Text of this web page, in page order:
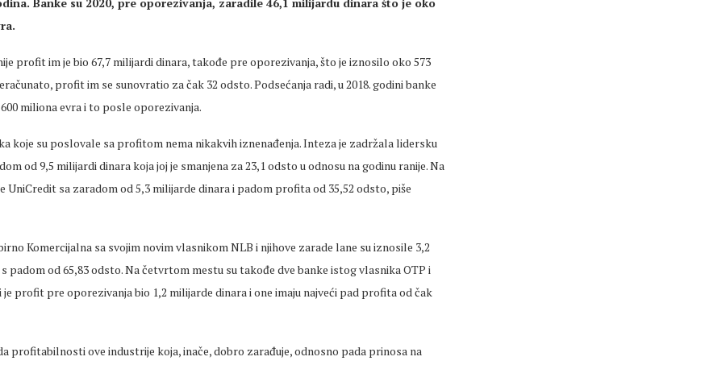
profit im je bio 67,7 milijardi dinara, takođe pre oporezivanja, što je iznosilo oko 573
profit im se sunovratio za čak 32 odsto. Podsećanja radi, u 2018. godini banke
miliona evra i to posle oporezivanja.
koje su poslovale sa profitom nema nikakvih iznenađenja. Inteza je zadržala lidersku
od 9,5 milijardi dinara koja joj je smanjena za 23,1 odsto u odnosu na godinu ranije. Na
UniCredit sa zaradom od 5,3 milijarde dinara i padom profita od 35,52 odsto, piše
Komercijalna sa svojim novim vlasnikom NLB i njihove zarade lane su iznosile 3,2
padom od 65,83 odsto. Na četvrtom mestu su takođe dve banke istog vlasnika OTP i
je profit pre oporezivanja bio 1,2 milijarde dinara i one imaju najveći pad profita od čak
profitabilnosti ove industrije koja, inače, dobro zarađuje, odnosno pada prinosa na